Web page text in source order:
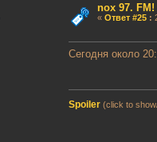
nox 97.
« Ответ #25:
Сегодня около
Spoiler (click to